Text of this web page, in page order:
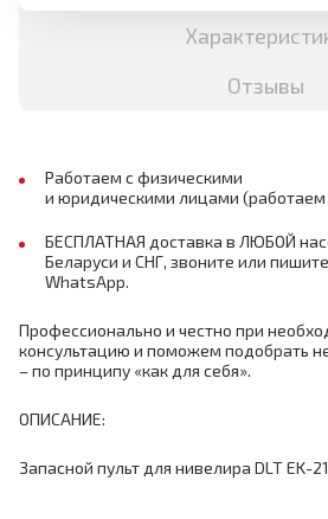
Отзывы
Работаем с физическими
и юридическими лицами
БЕСПЛАТНАЯ доставка в ЛЮБОЙ
Беларуси и СНГ, звоните или
WhatsApp.
Профессионально и честно при
консультацию и поможем подобрать
– по принципу «как для себя».
ОПИСАНИЕ:
Запасной пульт для нивелира DLT EK-